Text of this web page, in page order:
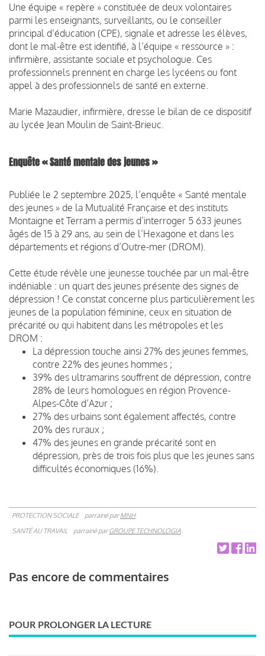
Une équipe « repère » constituée de deux volontaires
parmi les enseignants, surveillants, ou le conseiller
principal d’éducation (CPE), signale et adresse les élèves,
dont le mal-être est identifié, à l’équipe « ressource » :
infirmière, assistante sociale et psychologue. Ces
professionnels prennent en charge les lycéens ou font
appel à des professionnels de santé en externe.
Marie Mazaudier, infirmière, dresse le bilan de ce dispositif
au lycée Jean Moulin de Saint-Brieuc.
Enquête « Santé mentale des jeunes »
Publiée le 2 septembre 2025, l’enquête « Santé mentale
des jeunes » de la Mutualité Française et des instituts
Montaigne et Terram a permis d’interroger 5 633 jeunes
âgés de 15 à 29 ans, au sein de l’Hexagone et dans les
départements et régions d’Outre-mer (DROM).
Cette étude révèle une jeunesse touchée par un mal-être
indéniable : un quart des jeunes présente des signes de
dépression ! Ce constat concerne plus particulièrement les
jeunes de la population féminine, ceux en situation de
précarité ou qui habitent dans les métropoles et les
DROM :
La dépression touche ainsi 27% des jeunes femmes,
contre 22% des jeunes hommes ;
39% des ultramarins souffrent de dépression, contre
28% de leurs homologues en région Provence-
Alpes-Côte d’Azur ;
27% des urbains sont également affectés, contre
20% des ruraux ;
47% des jeunes en grande précarité sont en
dépression, près de trois fois plus que les jeunes sans
difficultés économiques (16%).
PROTECTION SOCIALE parrainé parMNH
SANTÉ AU TRAVAIL
parrainé parGROUPE TECHNOLOGIA
Pas encore de commentaires
POUR PROLONGER LA LECTURE